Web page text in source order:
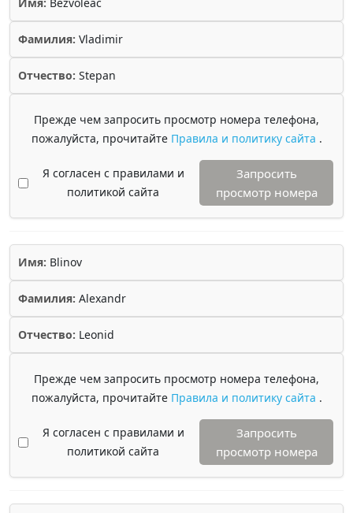
Фамилия: Vladimir
Отчество: Stepan
Прежде чем запросить просмотр номера телефона,
пожалуйста, прочитайте Правила и политику сайта .
Я согласен с правилами и
политикой сайта
Запросить
просмотр номера
Имя: Blinov
Фамилия: Alexandr
Отчество: Leonid
Прежде чем запросить просмотр номера телефона,
пожалуйста, прочитайте Правила и политику сайта .
Я согласен с правилами и
политикой сайта
Запросить
просмотр номера